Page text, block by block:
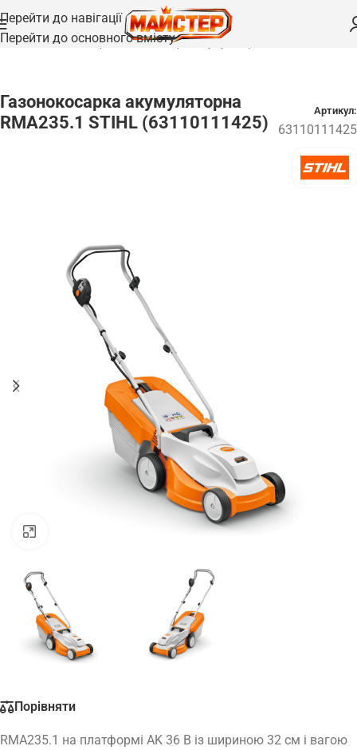
Перейти до навігації
Перейти до основного вмісту
Головна /Газонокосарки/Газонокосарки акумуляторні
Газонокосарка акумуляторна
RMA235.1 STIHL (63110111425)
Артикул:
63110111425
Порівняти
RMA235.1 на платформі AK 36 В із шириною 32 см і вагою